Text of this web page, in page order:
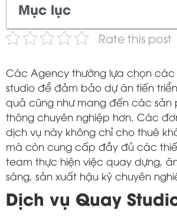
Mục lục
Rate this post
Các Agency thường lựa chọn
studio để đảm bảo dự án tiến
quả cũng như mang đến các sản
thông chuyên nghiệp hơn. Các
dịch vụ này không chỉ cho thuê
mà còn cung cấp đầy đủ các
team thực hiện việc quay dựng,
sáng, sản xuất hậu kỳ chuyên
Dịch vụ Quay